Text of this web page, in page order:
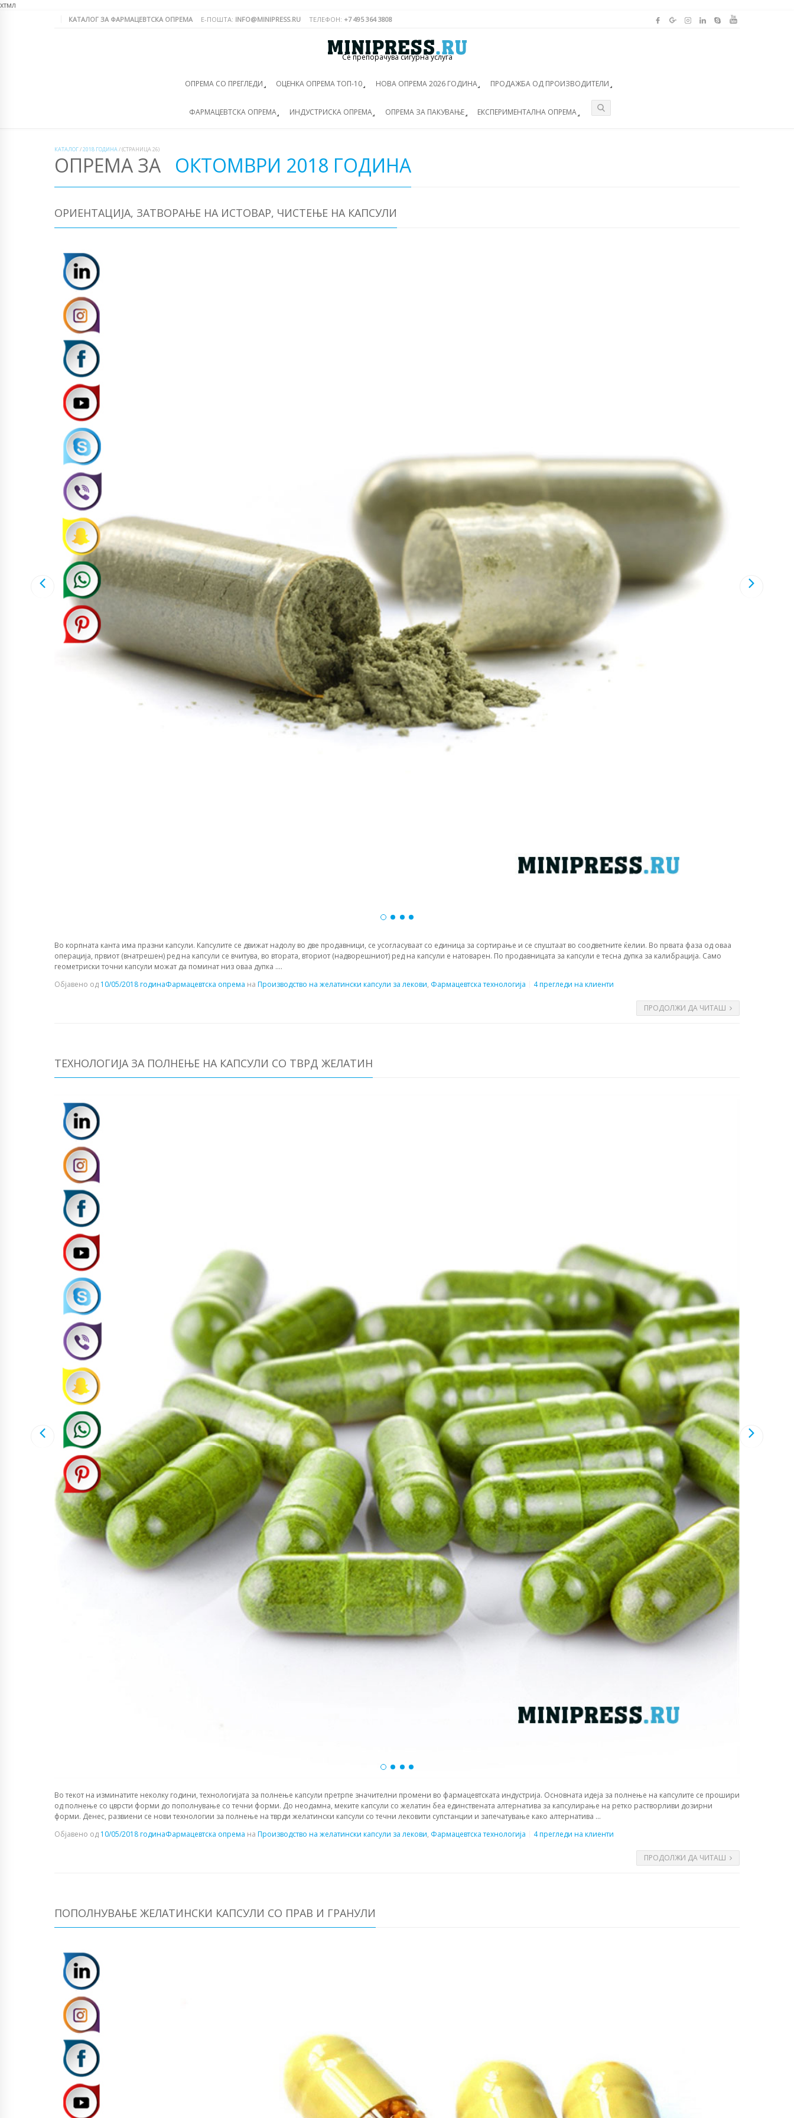
хтмл
КАТАЛОГ ЗА ФАРМАЦЕВТСКА ОПРЕМА Е-ПОШТА: INFO@MINIPRESS.RU ТЕЛЕФОН: +7 495 364 3808
Се препорачува сигурна услуга
ОПРЕМА СО ПРЕГЛЕДИ ОЦЕНКА ОПРЕМА ТОП-10 НОВА ОПРЕМА 2026 ГОДИНА ПРОДАЖБА ОД ПРОИЗВОДИТЕЛИ
ФАРМАЦЕВТСКА ОПРЕМА ИНДУСТРИСКА ОПРЕМА ОПРЕМА ЗА ПАКУВАЊЕ ЕКСПЕРИМЕНТАЛНА ОПРЕМА
КАТАЛОГ/2018 ГОДИНА/(СТРАНИЦА 26)
ОПРЕМА ЗА ОКТОМВРИ 2018 ГОДИНА
ОРИЕНТАЦИЈА, ЗАТВОРАЊЕ НА ИСТОВАР, ЧИСТЕЊЕ НА КАПСУЛИ
Во корпната канта има празни капсули. Капсулите се движат надолу во две продавници, се усогласуваат со единица за сортирање и се спуштаат во соодветните ќелии. Во првата фаза од оваа
операција, првиот (внатрешен) ред на капсули се вчитува, во втората, вториот (надворешниот) ред на капсули е натоварен. По продавницата за капсули е тесна дупка за калибрација. Само
геометриски точни капсули можат да поминат низ оваа дупка ....
Објавено од 10/05/2018 годинаФармацевтска опрема на Производство на желатински капсули за лекови, Фармацевтска технологија 4 прегледи на клиенти
ПРОДОЛЖИ ДА ЧИТАШ
ТЕХНОЛОГИЈА ЗА ПОЛНЕЊЕ НА КАПСУЛИ СО ТВРД ЖЕЛАТИН
Во текот на изминатите неколку години, технологијата за полнење капсули претрпе значителни промени во фармацевтската индустрија. Основната идеја за полнење на капсулите се прошири
од полнење со цврсти форми до пополнување со течни форми. До неодамна, меките капсули со желатин беа единствената алтернатива за капсулирање на ретко растворливи дозирни
форми. Денес, развиени се нови технологии за полнење на тврди желатински капсули со течни лековити супстанции и запечатување како алтернатива ...
Објавено од 10/05/2018 годинаФармацевтска опрема на Производство на желатински капсули за лекови, Фармацевтска технологија 4 прегледи на клиенти
ПРОДОЛЖИ ДА ЧИТАШ
ПОПОЛНУВАЊЕ ЖЕЛАТИНСКИ КАПСУЛИ СО ПРАВ И ГРАНУЛИ